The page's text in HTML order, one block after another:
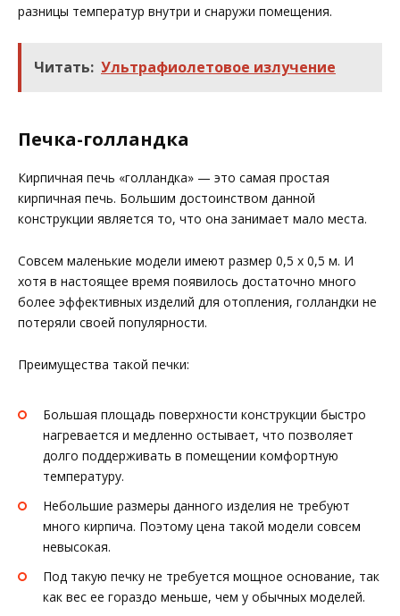
разницы температур внутри и снаружи помещения.
Читать: Ультрафиолетовое излучение
Печка-голландка
Кирпичная печь «голландка» — это самая простая
кирпичная печь. Большим достоинством данной
конструкции является то, что она занимает мало места.
Совсем маленькие модели имеют размер 0,5 х 0,5 м. И
хотя в настоящее время появилось достаточно много
более эффективных изделий для отопления, голландки не
потеряли своей популярности.
Преимущества такой печки:
Большая площадь поверхности конструкции быстро
нагревается и медленно остывает, что позволяет
долго поддерживать в помещении комфортную
температуру.
Небольшие размеры данного изделия не требуют
много кирпича. Поэтому цена такой модели совсем
невысокая.
Под такую печку не требуется мощное основание, так
как вес ее гораздо меньше, чем у обычных моделей.